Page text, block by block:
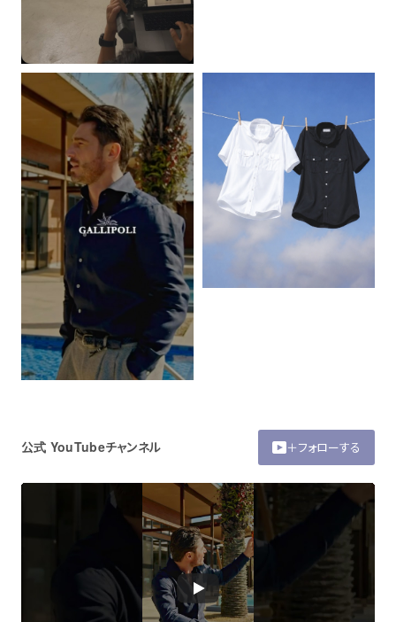
公式 YouTubeチャンネル ＋フォローする